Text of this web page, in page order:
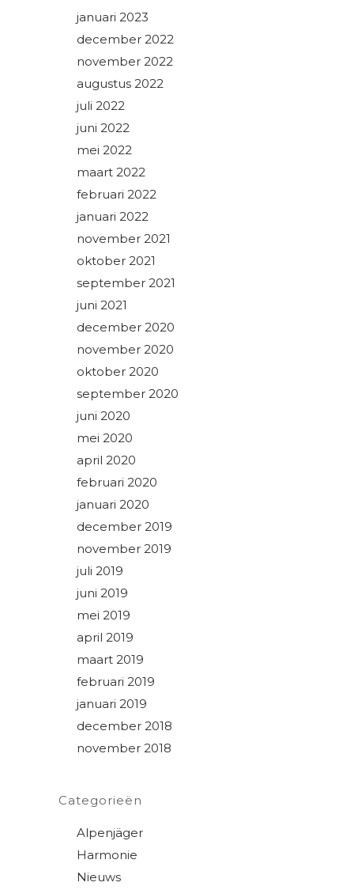
januari 2023
december 2022
november 2022
augustus 2022
juli 2022
juni 2022
mei 2022
maart 2022
februari 2022
januari 2022
november 2021
oktober 2021
september 2021
juni 2021
december 2020
november 2020
oktober 2020
september 2020
juni 2020
mei 2020
april 2020
februari 2020
januari 2020
december 2019
november 2019
juli 2019
juni 2019
mei 2019
april 2019
maart 2019
februari 2019
januari 2019
december 2018
november 2018
Categorieën
Alpenjäger
Harmonie
Nieuws